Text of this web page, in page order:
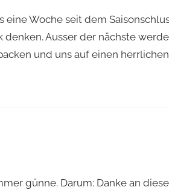
Woche seit dem
Ausser der nächste
und uns auf einen
günne. Darum: Danke an